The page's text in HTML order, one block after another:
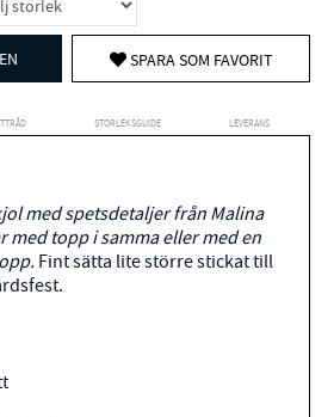
SPARA SOM FAVORIT
STORLEKSGUIDE LEVERANS
med spetsdetaljer från Malina
med topp i samma eller med en
Fint sätta lite större stickat till